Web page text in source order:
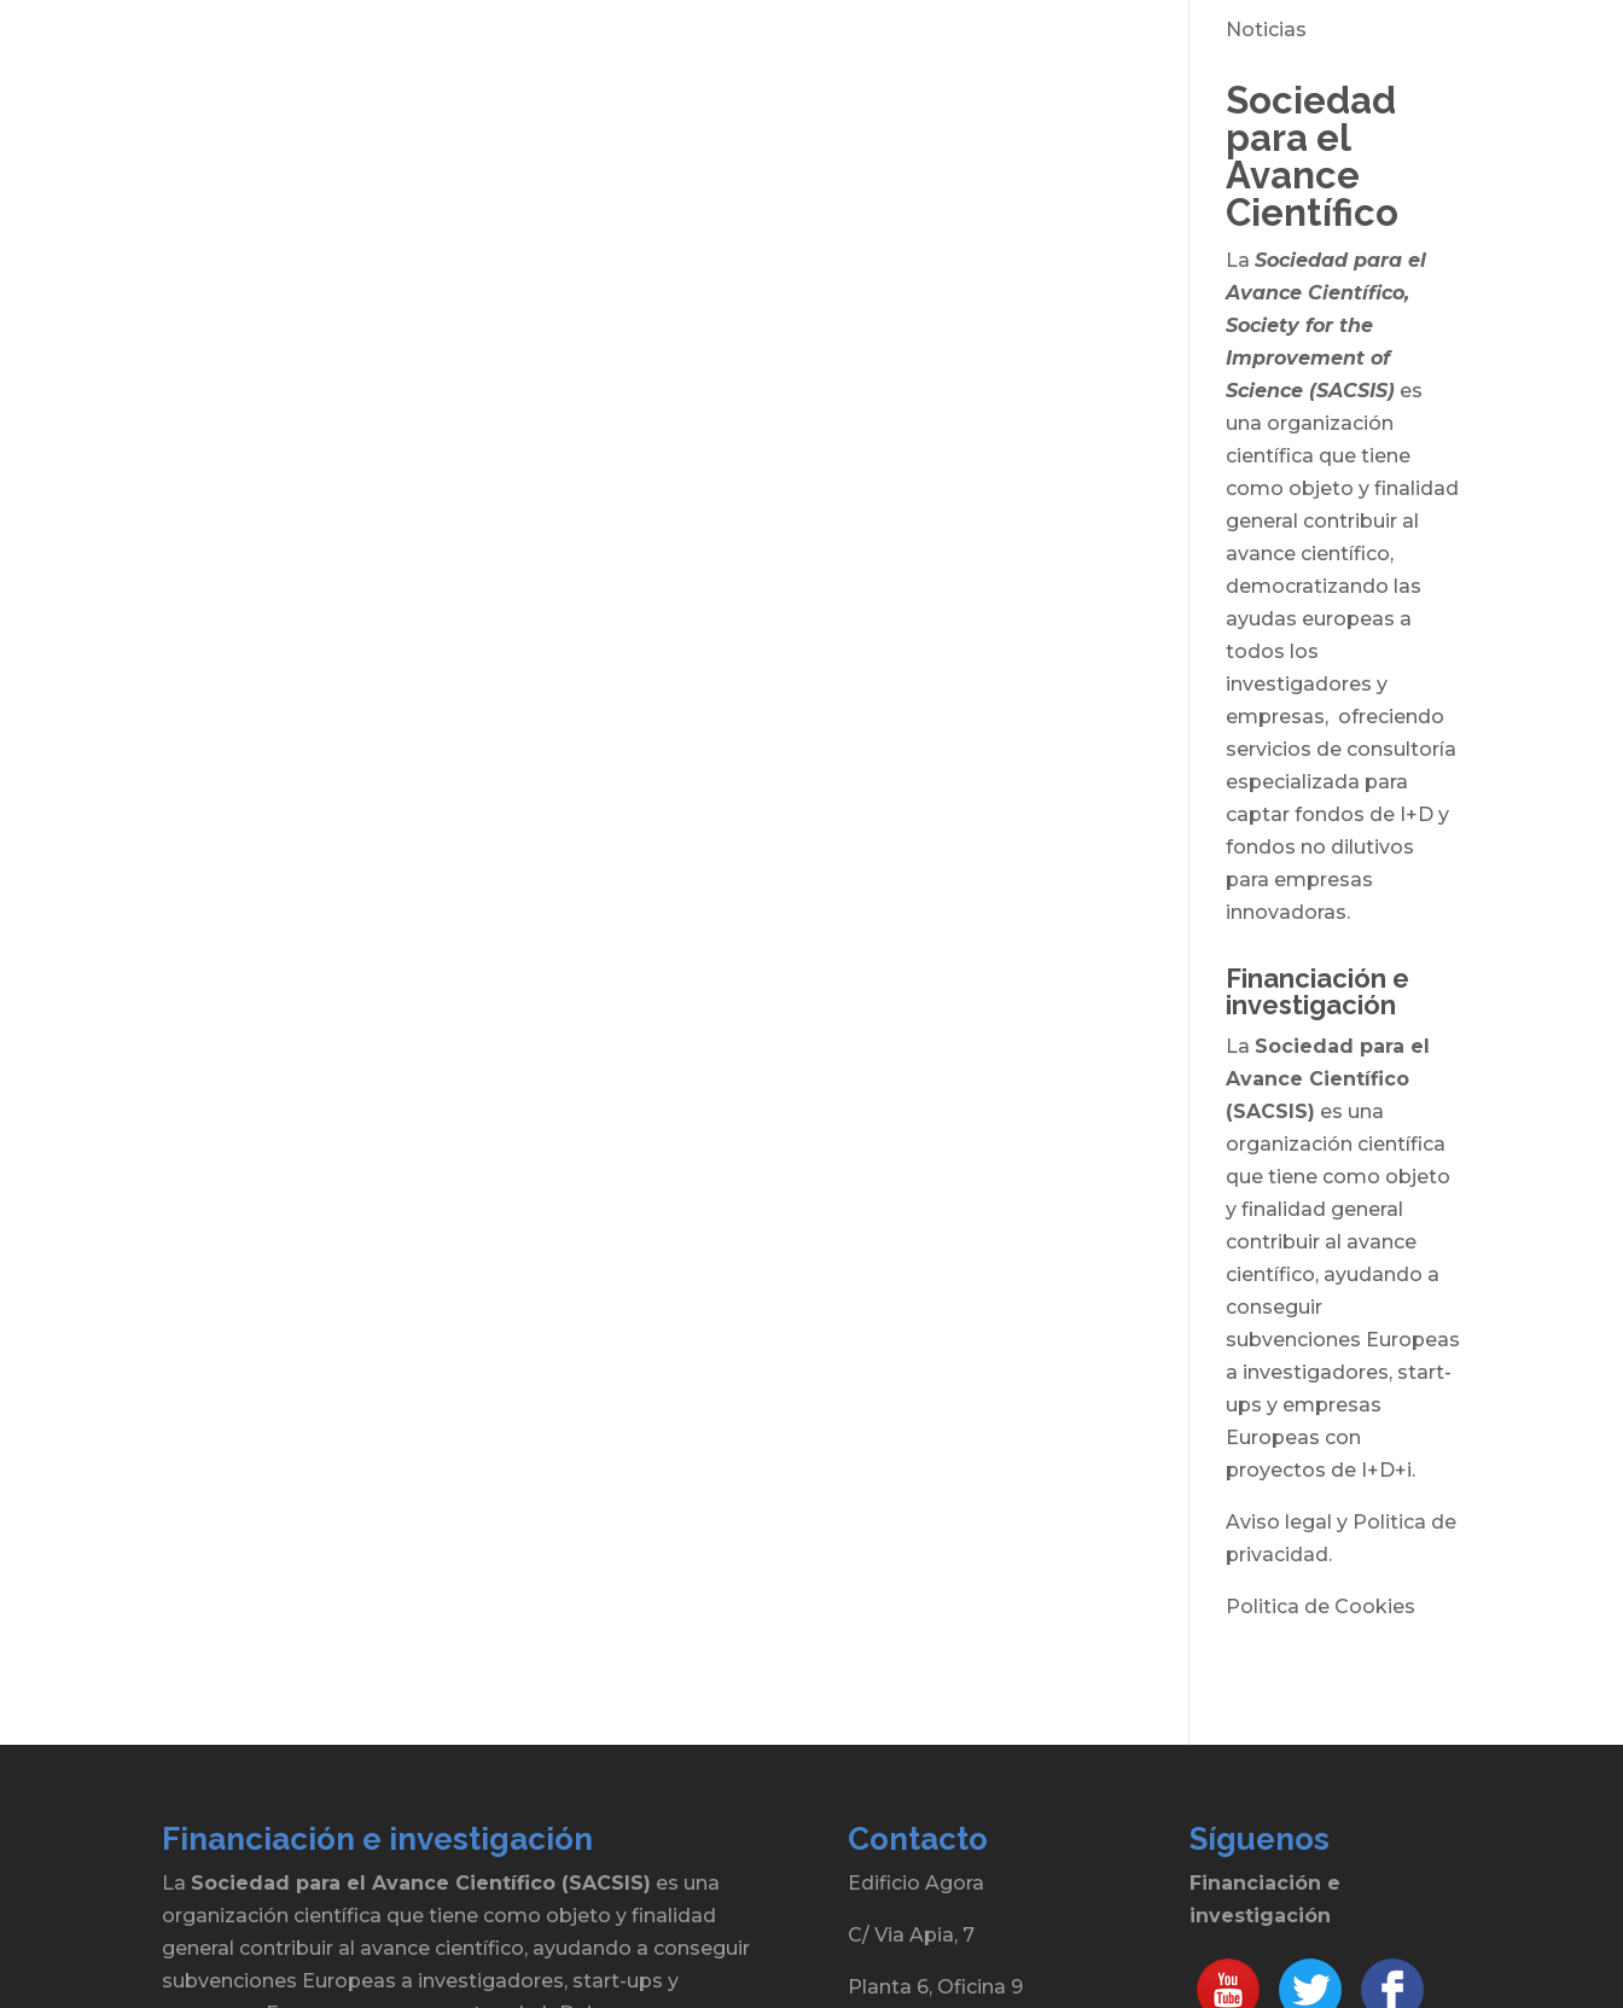
Noticias
Sociedad
para el
Avance
Científico
LaSociedad para el
Avance Científico,
Society for the
Improvement of
Science (SACSIS) es
una organización
científica que tiene
como objeto y finalidad
general contribuir al
avance científico,
democratizando las
ayudas europeas a
todos los
investigadores y
empresas, ofreciendo
servicios de consultoría
especializada para
captar fondos de I+D y
fondos no dilutivos
para empresas
innovadoras.
Financiación e
investigación
La Sociedad para el
Avance Científico
(SACSIS) es una
organización científica
que tiene como objeto
y finalidad general
contribuir al avance
científico, ayudando a
conseguir
subvenciones Europeas
a investigadores, start-
ups y empresas
Europeas con
proyectos de I+D+i.
Aviso legal y Politica de
privacidad.
Politica de Cookies
Financiación e investigación
La Sociedad para el Avance Científico (SACSIS) es una
organización científica que tiene como objeto y finalidad
general contribuir al avance científico, ayudando a conseguir
subvenciones Europeas a investigadores, start-ups y
Contacto
Edificio Agora
C/ Via Apia, 7
Planta 6, Oficina 9
Síguenos
Financiación e
investigación